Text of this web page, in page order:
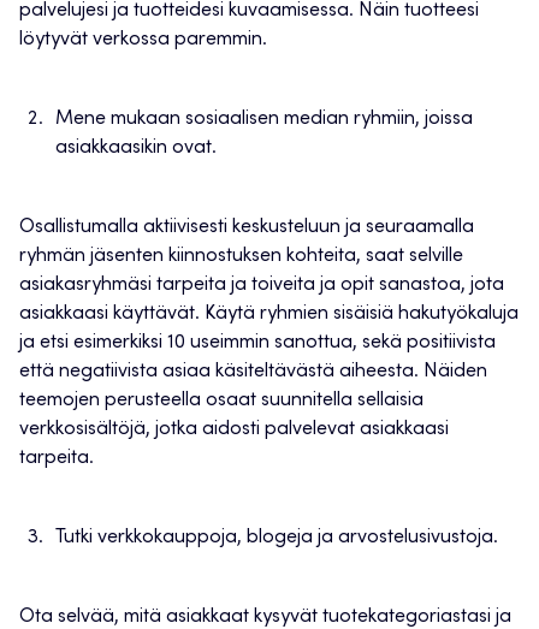
palvelujesi ja tuotteidesi kuvaamisessa. Näin tuotteesi
löytyvät verkossa paremmin.
Mene mukaan sosiaalisen median ryhmiin, joissa
asiakkaasikin ovat.
Osallistumalla aktiivisesti keskusteluun ja seuraamalla
ryhmän jäsenten kiinnostuksen kohteita, saat selville
asiakasryhmäsi tarpeita ja toiveita ja opit sanastoa, jota
asiakkaasi käyttävät. Käytä ryhmien sisäisiä hakutyökaluja
ja etsi esimerkiksi 10 useimmin sanottua, sekä positiivista
että negatiivista asiaa käsiteltävästä aiheesta. Näiden
teemojen perusteella osaat suunnitella sellaisia
verkkosisältöjä, jotka aidosti palvelevat asiakkaasi
tarpeita.
Tutki verkkokauppoja, blogeja ja arvostelusivustoja.
Ota selvää, mitä asiakkaat kysyvät tuotekategoriastasi ja